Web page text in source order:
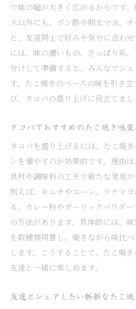
で味の幅が大きく広がるからです
ス以外にも、ポン酢や明太マヨ、
と、友達同士で好みや気分に合わ
には、味の濃いもの、さっぱり系
分けして準備すると、みんなでシ
す。たこ焼きのベースの味を引き
び、タコパの盛り上げに役立てまし
タコパでおすすめのたこ焼き味
タコパを盛り上げるには、たこ焼
ンを増やすのが効果的です。理由
具材や調味料の工夫で新たな発見が
例えば、キムチやコーン、ツナマ
る、カレー粉やガーリックパウダ
の方法があります。具体的には、
を数種類用意し、焼きながら味比
します。こうすることで、たこ焼
友達と一緒に楽しめます。
友達とシェアしたい斬新なたこ